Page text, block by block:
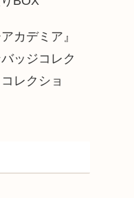
カデミア』
ッジコレク
レクショ